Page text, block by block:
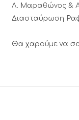
Λ. Μαραθώνος &
Διασταύρωση
Θα χαρούμε να